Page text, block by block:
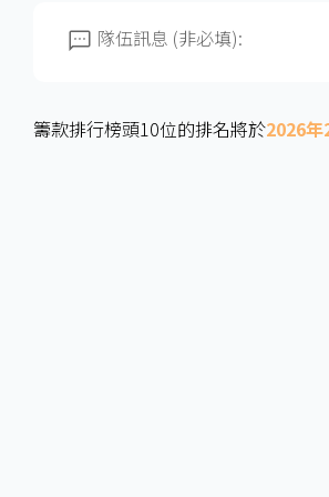
隊伍訊息 (非必填):
籌款排行榜頭10位的排名將於2026